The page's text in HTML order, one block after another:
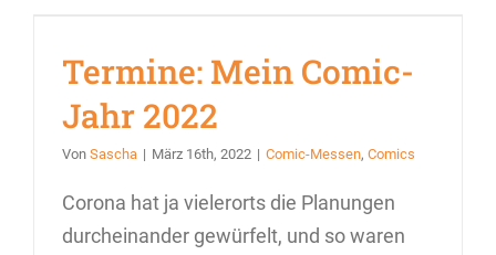
Termine: Mein Comic-
Jahr 2022
Von Sascha | März 16th, 2022 | Comic-Messen, Comics
Corona hat ja vielerorts die Planungen
durcheinander gewürfelt, und so waren